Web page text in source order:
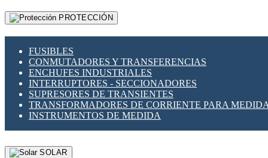
PROTECCIÓN
FUSIBLES
CONMUTADORES Y TRANSFERENCIAS
ENCHUFES INDUSTRIALES
INTERRUPTORES - SECCIONADORES
SUPRESORES DE TRANSIENTES
TRANSFORMADORES DE CORRIENTE PARA
INSTRUMENTOS DE MEDIDA
SOLAR